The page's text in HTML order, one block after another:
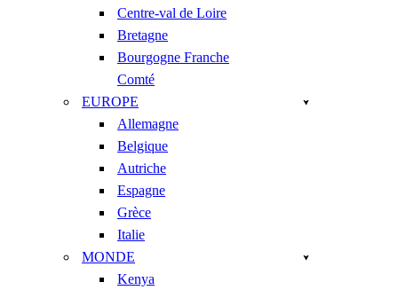
Centre-val de Loire
Bretagne
Bourgogne Franche
Comté
EUROPE
Allemagne
Belgique
Autriche
Espagne
Grèce
Italie
MONDE
Kenya